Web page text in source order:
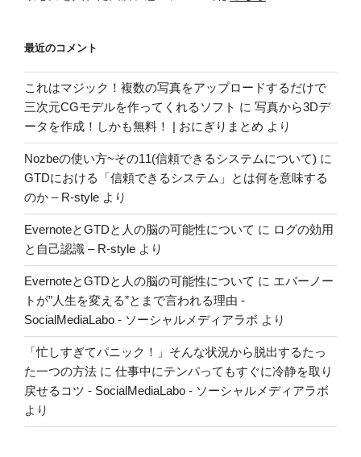
最近のコメント
これはマジック！複数の写真をアップロードするだけで
三次元CGモデルを作ってくれるソフト に 写真から3Dデ
ータを作成！しかも無料！ | おにぎりまとめ より
Nozbeの使い方~その11(信頼できるシステムについて) に
GTDにおける「信頼できるシステム」とは何を意味する
のか – R-style より
EvernoteとGTDと人の脳の可能性について に ログの効用
と自己認識 – R-style より
EvernoteとGTDと人の脳の可能性について に エバーノー
トが”人生を変える”とまで言われる理由 -
SocialMediaLabo - ソーシャルメディアラボ より
「忙しすぎてパニック！」そんな状況から脱出するたっ
た一つの方法 に 仕事中にテンパってもすぐに冷静を取り
戻せるコツ - SocialMediaLabo - ソーシャルメディアラボ
より